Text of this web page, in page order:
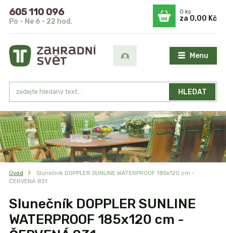
Menu
HLEDAT
605 110 096
Po - Ne 6 - 22 hod.
0ks
za 0,00 Kč
Úvod
Slunečník DOPPLER SUNLINE WATERPROOF 185x120 cm -
ČERVENÁ 831
Slunečník DOPPLER SUNLINE
WATERPROOF 185x120 cm -